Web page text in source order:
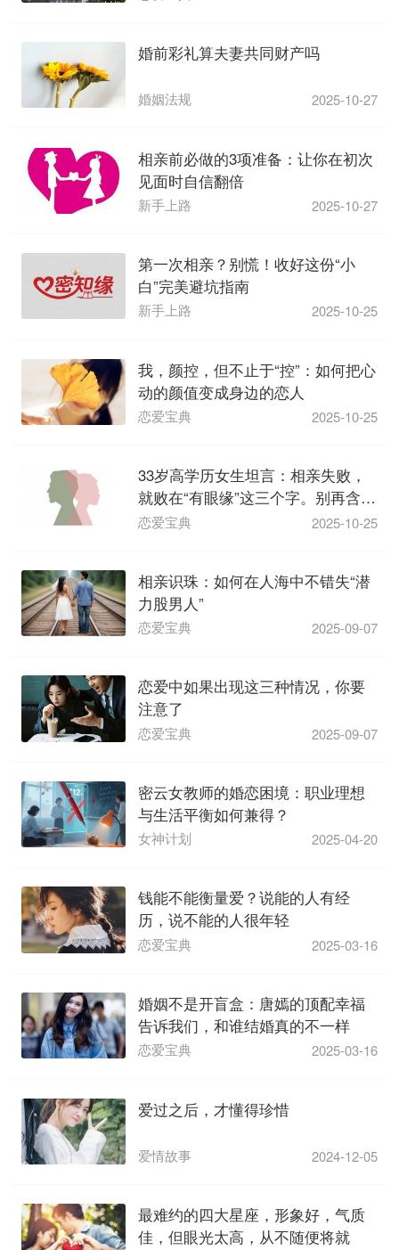
婚前彩礼算夫妻共同财产吗
婚姻法规 2025-10-27
相亲前必做的3项准备：让你在初次
见面时自信翻倍
新手上路 2025-10-27
第一次相亲？别慌！收好这份“小
白”完美避坑指南
新手上路 2025-10-25
我，颜控，但不止于“控”：如何把心
动的颜值变成身边的恋人
恋爱宝典 2025-10-25
33岁高学历女生坦言：相亲失败，
就败在“有眼缘”这三个字。别再含糊
其辞了，“...
恋爱宝典 2025-10-25
相亲识珠：如何在人海中不错失“潜
力股男人”
恋爱宝典 2025-09-07
恋爱中如果出现这三种情况，你要
注意了
恋爱宝典 2025-09-07
​密云女教师的婚恋困境：职业理想
与生活平衡如何兼得？
女神计划 2025-04-20
钱能不能衡量爱？说能的人有经
历，说不能的人很年轻
恋爱宝典 2025-03-16
婚姻不是开盲盒：唐嫣的顶配幸福
告诉我们，和谁结婚真的不一样
恋爱宝典 2025-03-16
爱过之后，才懂得珍惜
爱情故事 2024-12-05
最难约的四大星座，形象好，气质
佳，但眼光太高，从不随便将就